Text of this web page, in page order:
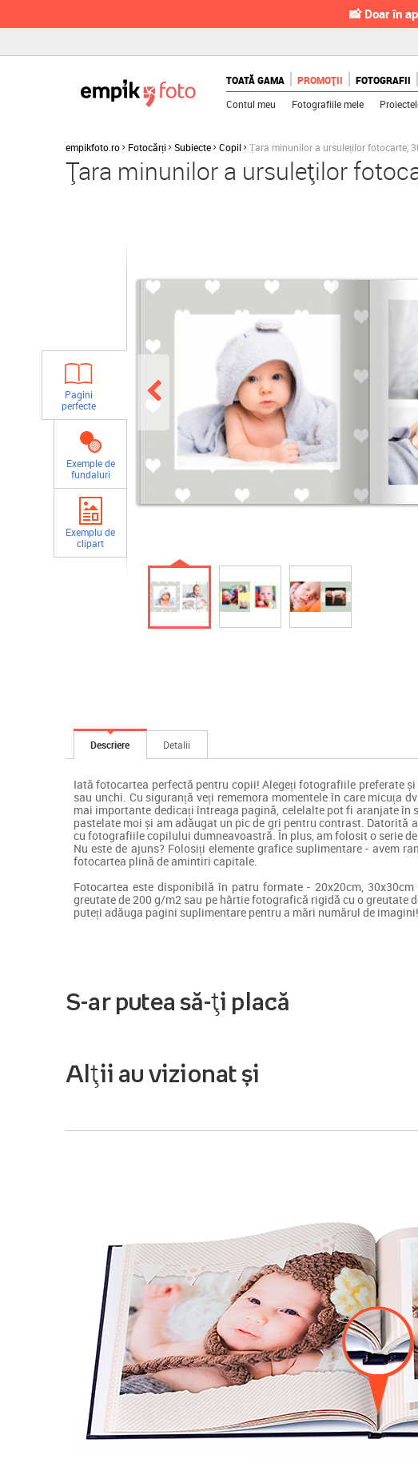
📸 Doar în
TOATĂ GAMA PROMOȚII FOTOGRAFII
Contul meu Fotografiile mele
empikfoto.ro Fotocărți Subiecte Copil Țara minunilor a ursuleților fotocarte,
Țara minunilor a ursuleților
Pagini
perfecte
Exemple de
fundaluri
Exemplu de
clipart
Descriere Detalii
Iată fotocartea perfectă pentru copii! Alegeți fotografiile preferate
sau unchi. Cu siguranță veți rememora momentele în care micuța
mai importante dedicați întreaga pagină, celelalte pot fi aranjate
pastelate moi și am adăugat un pic de gri pentru contrast. Datorită
cu fotografiile copilului dumneavoastră. În plus, am folosit o serie
Nu este de ajuns? Folosiți elemente grafice suplimentare - avem
fotocartea plină de amintiri capitale.
Fotocartea este disponibilă în patru formate - 20x20cm,
greutate de 200 g/m2 sau pe hârtie fotografică rigidă cu o greutate
puteți adăuga pagini suplimentare pentru a mări numărul de
S-ar putea să-ți placă
Alții au vizionat și